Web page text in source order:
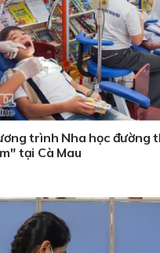
trình Nha học đường
tại Cà Mau